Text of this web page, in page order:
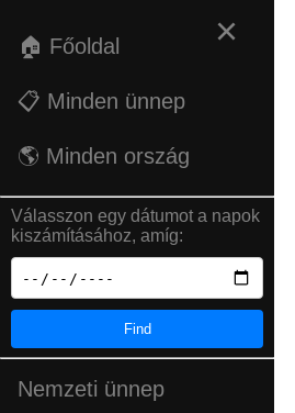
×
🏠 Főoldal
📋 Minden ünnep
🌎 Minden ország
Válasszon egy dátumot a napok
kiszámításához, amíg:
Find
Nemzeti ünnep